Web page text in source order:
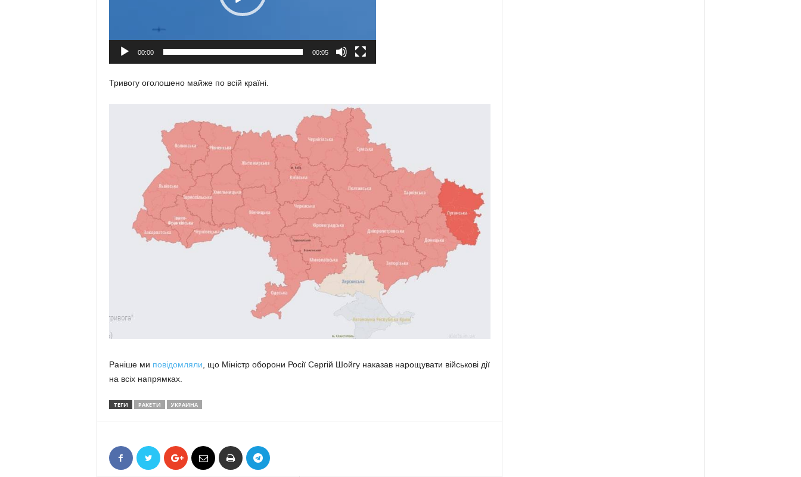
00:00 00:05
Тривогу оголошено майже по всій країні.
Раніше ми повідомляли , що Міністр оборони Росії Сергій Шойгу наказав нарощувати військові дії
на всіх напрямках.
ТЕГИ РАКЕТИ УКРАИНА